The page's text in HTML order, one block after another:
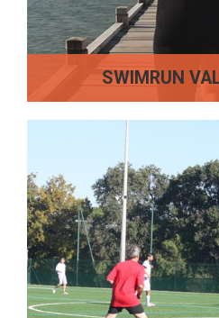
SWIMRUN